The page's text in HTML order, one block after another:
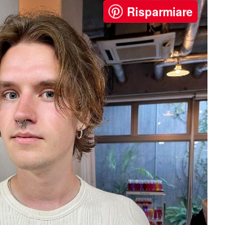
Risparmiare